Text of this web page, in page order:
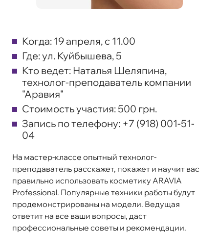
Когда: 19 апреля, с 11.00
Где:ул. Куйбышева, 5
Кто ведет: Наталья Шеляпина,
технолог-преподаватель компании
"Аравия"
Стоимость участия: 500 грн.
Запись по телефону: +7 (918) 001-51-
04
На мастер-классе опытный технолог-
преподаватель расскажет, покажет и научит вас
правильно использовать косметику ARAVIA
Professional. Популярные техники работы будут
продемонстрированы на модели. Ведущая
ответит на все ваши вопросы, даст
профессиональные советы и рекомендации.